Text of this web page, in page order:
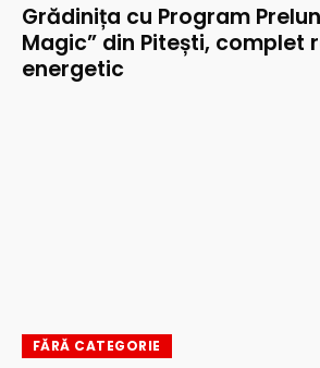
Grădinița cu Program
Magic” din Pitești, complet
energetic
FĂRĂ CATEGORIE